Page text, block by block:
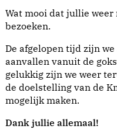
Wat mooi dat jullie
bezoeken.
De afgelopen tijd zijn
aanvallen vanuit de
gelukkig zijn we weer
de doelstelling van de
mogelijk maken.
Dank jullie allemaal!